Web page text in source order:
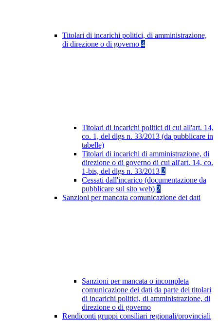
Titolari di incarichi politici, di amministrazione,
di direzione o di governo 4
Titolari di incarichi politici di cui all'art. 14,
co. 1, del dlgs n. 33/2013 (da pubblicare in
tabelle)
Titolari di incarichi di amministrazione, di
direzione o di governo di cui all'art. 14, co.
1-bis, del dlgs n. 33/2013 2
Cessati dall'incarico (documentazione da
pubblicare sul sito web) 2
Sanzioni per mancata comunicazione dei dati
Sanzioni per mancata o incompleta
comunicazione dei dati da parte dei titolari
di incarichi politici, di amministrazione, di
direzione o di governo
Rendiconti gruppi consiliari regionali/provinciali